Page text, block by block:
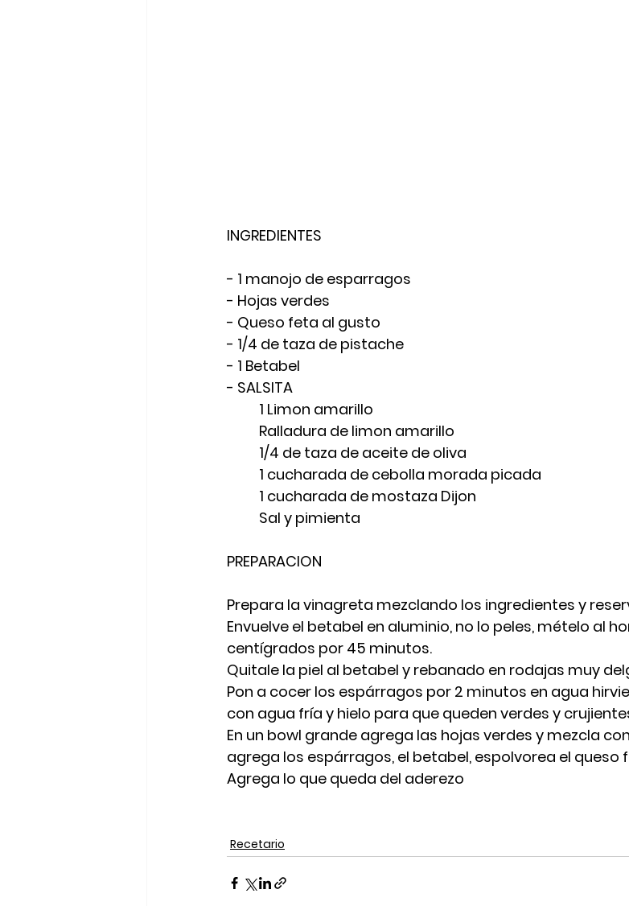
INGREDIENTES
- 1 manojo de esparragos
- Hojas verdes
- Queso feta al gusto
- 1/4 de taza de pistache
- 1 Betabel
- SALSITA
	1 Limon amarillo
	Ralladura de limon amarillo
	1/4 de taza de aceite de oliva
	1 cucharada de cebolla morada picada
	1 cucharada de mostaza Dijon
	Sal y pimienta
PREPARACION
Prepara la vinagreta mezclando los ingredientes y
Envuelve el betabel en aluminio, no lo peles, mételo al
centígrados por 45 minutos.
Quitale la piel al betabel y rebanado en rodajas muy
Pon a cocer los espárragos por 2 minutos en agua
con agua fría y hielo para que queden verdes y
En un bowl grande agrega las hojas verdes y mezcla
agrega los espárragos, el betabel, espolvorea el queso
Agrega lo que queda del aderezo
Recetario